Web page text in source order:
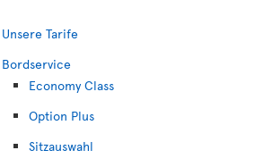
Unsere Tarife
Bordservice
Economy Class
Option Plus
Sitzauswahl